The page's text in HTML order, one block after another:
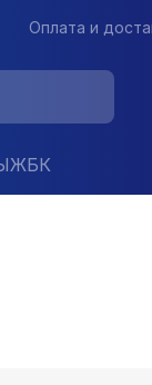
Оплата и
ЖБК